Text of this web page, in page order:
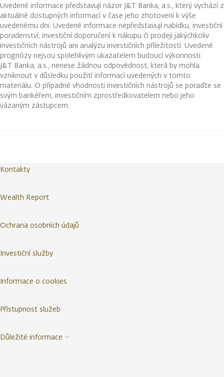
Uvedené informace představují názor J&T Banka, a.s., který vychází z
aktuálně dostupných informací v čase jeho zhotovení k výše
uvedenému dni. Uvedené informace nepředstavují nabídku, investiční
poradenství, investiční doporučení k nákupu či prodeji jakýchkoliv
investičních nástrojů ani analýzu investičních příležitostí. Uvedené
prognózy nejsou spolehlivým ukazatelem budoucí výkonnosti.
J&T Banka, a.s., nenese žádnou odpovědnost, která by mohla
vzniknout v důsledku použití informací uvedených v tomto
materiálu. O případné vhodnosti investičních nástrojů se poraďte se
svým bankéřem, investičním zprostředkovatelem nebo jeho
vázaným zástupcem.
Kontakty
Wealth Report
Ochrana osobních údajů
Investiční služby
Informace o cookies
Přístupnost služeb
Důležité informace